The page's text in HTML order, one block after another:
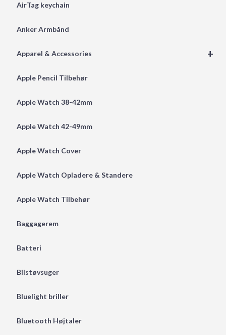
AirTag keychain
Anker Armbånd
+
Apparel & Accessories
Apple Pencil Tilbehør
Apple Watch 38-42mm
Apple Watch 42-49mm
Apple Watch Cover
Apple Watch Opladere & Standere
Apple Watch Tilbehør
Baggagerem
Batteri
Bilstøvsuger
Bluelight briller
Bluetooth Højtaler